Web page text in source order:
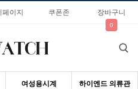
페이지 쿠폰존 장바구니
0
여성용시계 하이엔드 의류관